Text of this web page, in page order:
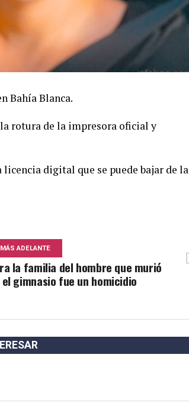
Bahía Blanca.
rotura de la impresora oficial y
digital que se puede bajar de la
MÁS ADELANTE
la familia del hombre que murió
el gimnasio fue un homicidio